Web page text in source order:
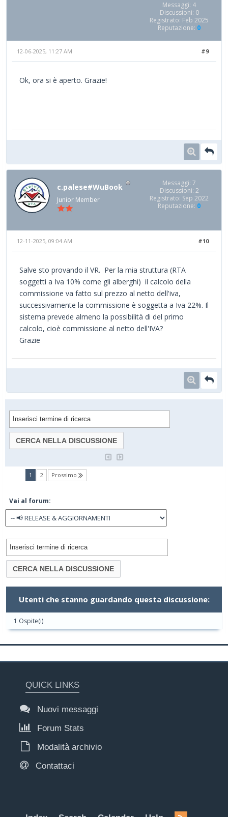
Messaggi: 4
Discussioni: 0
Registrato: Feb 2025
Reputazione: 0
#9
12-06-2025, 11:27 AM
Ok, ora si è aperto. Grazie!
c.palese#WuBook
Junior Member
Messaggi: 7
Discussioni: 2
Registrato: Sep 2022
Reputazione: 0
#10
12-11-2025, 09:04 AM
Salve sto provando il VR. Per la mia struttura (RTA
soggetti a Iva 10% come gli alberghi) il calcolo della
commissione va fatto sul prezzo al netto dell'iva,
successivamente la commissione è soggetta a Iva 22%. Il
sistema prevede almeno la possibilità di del primo
calcolo, cioè commissione al netto dell'IVA?
Grazie
1 (current)
2 Prossimo
Vai al forum:
Utenti che stanno guardando questa discussione:
1 Ospite(i)
QUICK LINKS
Nuovi messaggi
Forum Stats
Modalità archivio
Contattaci